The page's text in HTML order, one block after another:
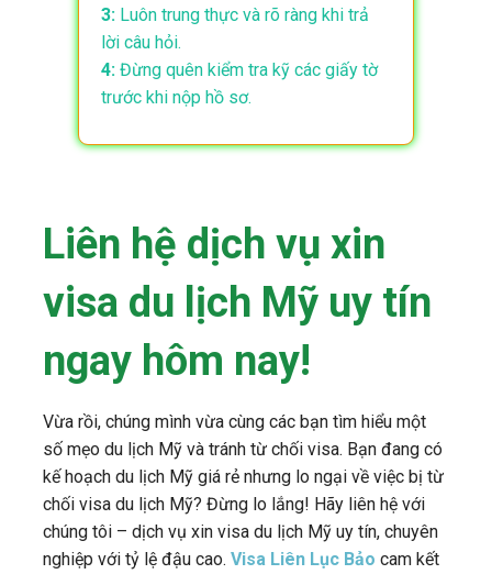
3: Luôn trung thực và rõ ràng khi trả
lời câu hỏi.
4: Đừng quên kiểm tra kỹ các giấy tờ
trước khi nộp hồ sơ.
Liên hệ dịch vụ xin
visa du lịch Mỹ uy tín
ngay hôm nay!
Vừa rồi, chúng mình vừa cùng các bạn tìm hiểu một
số mẹo du lịch Mỹ và tránh từ chối visa. Bạn đang có
kế hoạch du lịch Mỹ giá rẻ nhưng lo ngại về việc bị từ
chối visa du lịch Mỹ? Đừng lo lắng! Hãy liên hệ với
chúng tôi – dịch vụ xin visa du lịch Mỹ uy tín, chuyên
nghiệp với tỷ lệ đậu cao. Visa Liên Lục Bảo cam kết